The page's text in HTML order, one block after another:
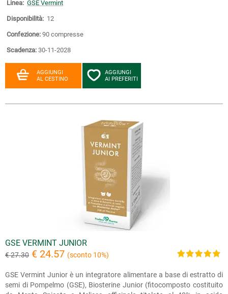
Linea: GSE Vermint
Disponibilità: 12
Confezione: 90 compresse
Scadenza: 30-11-2028
AGGIUNGI
AL CESTINO
AGGIUNGI
AI PREFERITI
GSE VERMINT JUNIOR
€ 27.30 € 24.57 (sconto 10%)
GSE Vermint Junior è un integratore alimentare a base di estratto di
semi di Pompelmo (GSE), Biosterine Junior (fitocomposto costituito